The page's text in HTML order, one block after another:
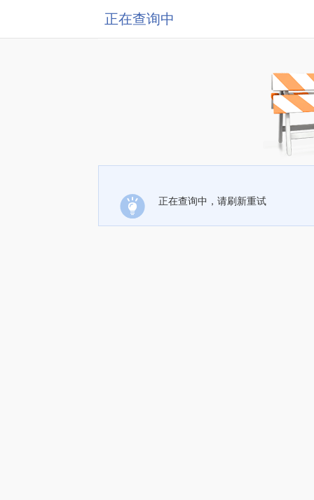
正在查询中
正在查询中，请刷新重试